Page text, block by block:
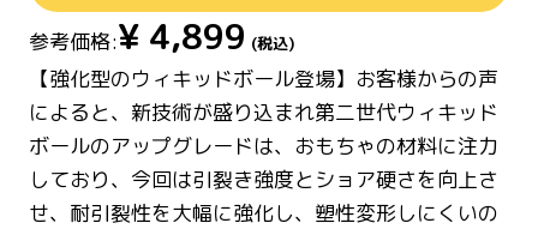
参考価格:¥ 4,899 (税込)
【強化型のウィキッドボール登場】お客様からの声
によると、新技術が盛り込まれ第二世代ウィキッド
ボールのアップグレードは、おもちゃの材料に注力
しており、今回は引裂き強度とショア硬さを向上さ
せ、耐引裂性を大幅に強化し、塑性変形しにくいの